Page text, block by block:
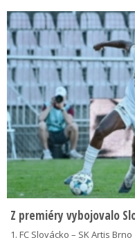
Z premiéry vybojovalo
1. FC Slovácko – SK Artis Brno